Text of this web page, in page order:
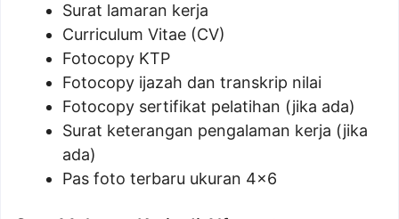
Surat lamaran kerja
Curriculum Vitae (CV)
Fotocopy KTP
Fotocopy ijazah dan transkrip nilai
Fotocopy sertifikat pelatihan (jika ada)
Surat keterangan pengalaman kerja (jika
ada)
Pas foto terbaru ukuran 4×6